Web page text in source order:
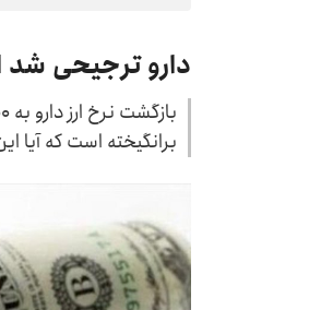
دارو ترجیحی شد
برانگیخته است که